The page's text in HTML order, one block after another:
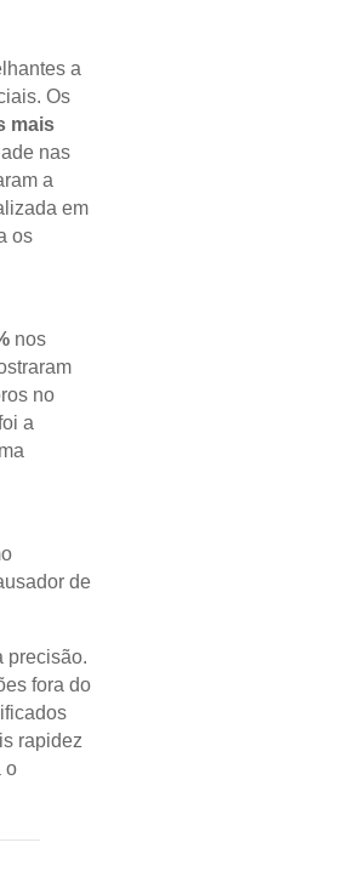
a
Os
mais
nas
a
em
os
nos
no
a
de
precisão.
fora do
rapidez
o